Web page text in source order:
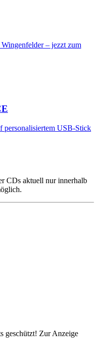
– jezzt zum
USB-Stick
CDs aktuell nur innerhalb
geschützt! Zur Anzeige